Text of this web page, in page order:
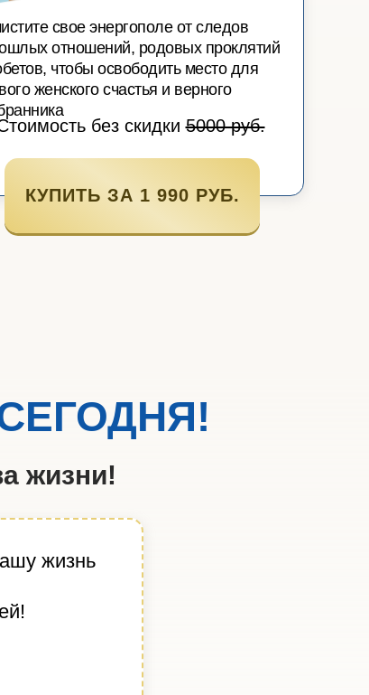
свое энергополе от следов
отношений, родовых проклятий
чтобы освободить место для
женского счастья и верного
без скидки5000 руб.
КУПИТЬ ЗА 1 990 РУБ.
жизни!
жизнь